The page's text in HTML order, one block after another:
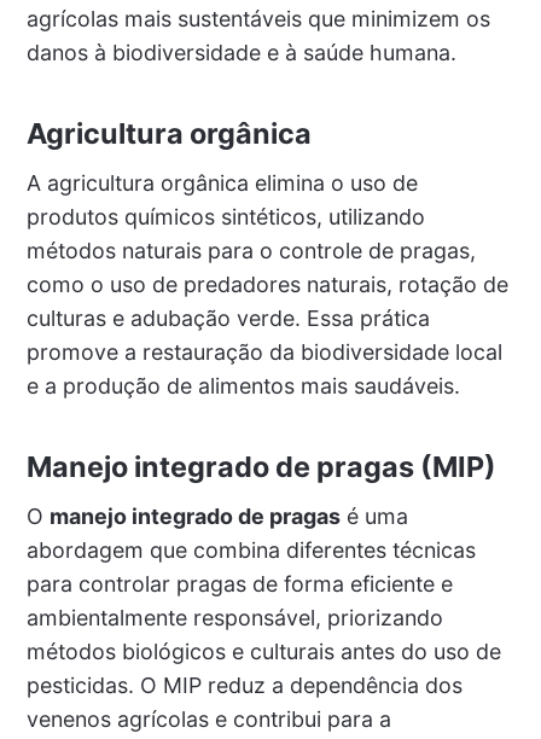
agrícolas mais sustentáveis que minimizem os
danos à biodiversidade e à saúde humana.
Agricultura orgânica
A agricultura orgânica elimina o uso de
produtos químicos sintéticos, utilizando
métodos naturais para o controle de pragas,
como o uso de predadores naturais, rotação de
culturas e adubação verde. Essa prática
promove a restauração da biodiversidade local
e a produção de alimentos mais saudáveis.
Manejo integrado de pragas (MIP)
O manejo integrado de pragasé uma
abordagem que combina diferentes técnicas
para controlar pragas de forma eficiente e
ambientalmente responsável, priorizando
métodos biológicos e culturais antes do uso de
pesticidas. O MIP reduz a dependência dos
venenos agrícolas e contribui para a